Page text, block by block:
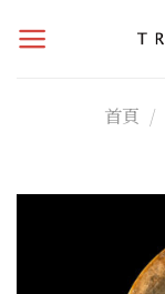
首頁 /